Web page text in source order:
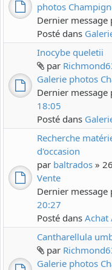
photos
Dernier message
Posté dans
Inocybe queletii
par
Galerie photos
Dernier message
18:05
Posté dans
Recherche
d'occasion
par baltrados »
Vente
Dernier message
20:27
Posté dans Achat
Cantharellula
par
Galerie photos